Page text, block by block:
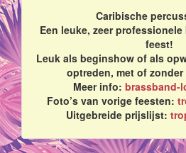
Caribische
Een leuke, zeer
feest!
Leuk als beginshow of als
optreden, met of
Meer info: brassband-
Foto’s van vorige feesten:
Uitgebreide prijslijst: